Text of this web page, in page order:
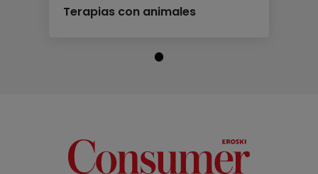
Terapias con animales